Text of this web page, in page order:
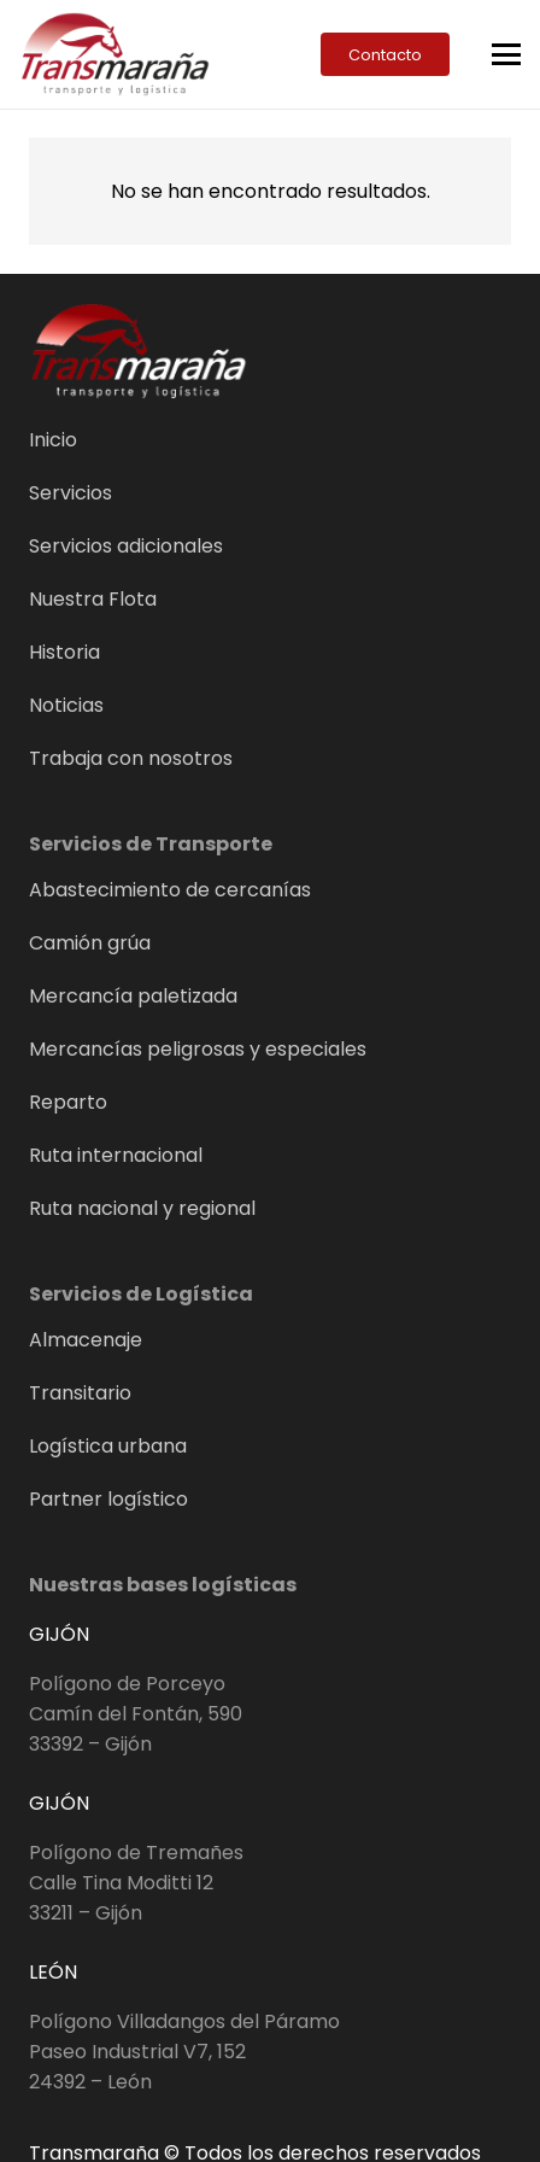
Contacto
No se han encontrado resultados.
Inicio
Servicios
Servicios adicionales
Nuestra Flota
Historia
Noticias
Trabaja con nosotros
Servicios de Transporte
Abastecimiento de cercanías
Camión grúa
Mercancía paletizada
Mercancías peligrosas y especiales
Reparto
Ruta internacional
Ruta nacional y regional
Servicios de Logística
Almacenaje
Transitario
Logística urbana
Partner logístico
Nuestras bases logísticas
GIJÓN
Polígono de Porceyo
Camín del Fontán, 590
33392 – Gijón
GIJÓN
Polígono de Tremañes
Calle Tina Moditti 12
33211 – Gijón
LEÓN
Polígono Villadangos del Páramo
Paseo Industrial V7, 152
24392 – León
Transmaraña © Todos los derechos reservados